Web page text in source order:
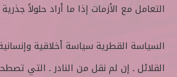
التعامل مع الأزمات إذا ما أراد حلولاً
السياسة القطرية سياسة أخلاقية
القلائل ـ إن لم نقل من النادر ـ التي